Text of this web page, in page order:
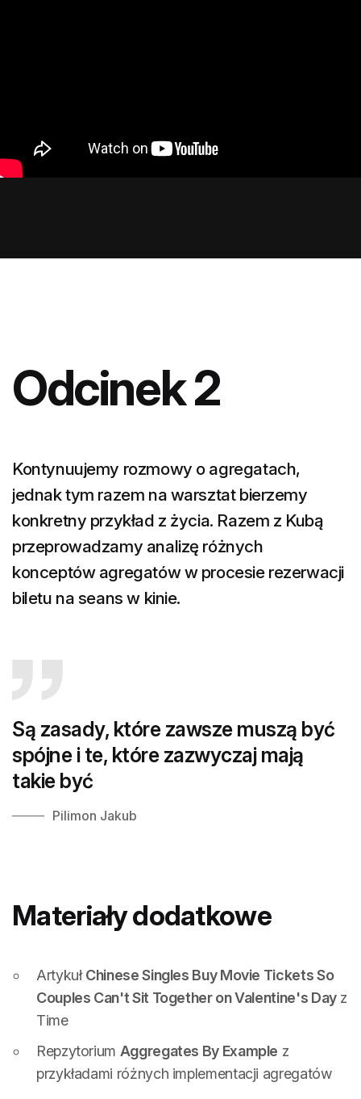
Odcinek 2
Kontynuujemy rozmowy o agregatach,
jednak tym razem na warsztat bierzemy
konkretny przykład z życia. Razem z Kubą
przeprowadzamy analizę różnych
konceptów agregatów w procesie rezerwacji
biletu na seans w kinie.
Są zasady, które zawsze muszą być
spójne i te, które zazwyczaj mają
takie być
Pilimon Jakub
Materiały dodatkowe
ArtykułChinese Singles Buy Movie Tickets So
Couples Can't Sit Together on Valentine's Dayz
Time
Repzytorium Aggregates By Example z
przykładami różnych implementacji agregatów